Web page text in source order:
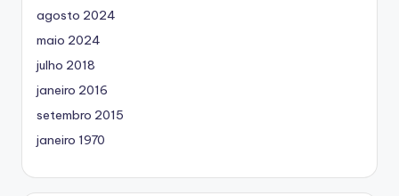
agosto 2024
maio 2024
julho 2018
janeiro 2016
setembro 2015
janeiro 1970